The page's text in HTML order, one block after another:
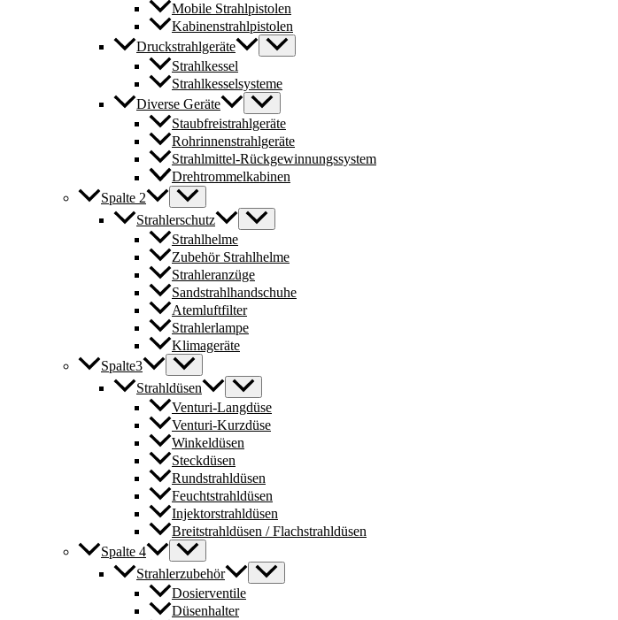
Mobile Strahlpistolen
Kabinenstrahlpistolen
Druckstrahlgeräte
Strahlkessel
Strahlkesselsysteme
Diverse Geräte
Staubfreistrahlgeräte
Rohrinnenstrahlgeräte
Strahlmittel-Rückgewinnungssystem
Drehtrommelkabinen
Spalte 2
Strahlerschutz
Strahlhelme
Zubehör Strahlhelme
Strahleranzüge
Sandstrahlhandschuhe
Atemluftfilter
Strahlerlampe
Klimageräte
Spalte3
Strahldüsen
Venturi-Langdüse
Venturi-Kurzdüse
Winkeldüsen
Steckdüsen
Rundstrahldüsen
Feuchtstrahldüsen
Injektorstrahldüsen
Breitstrahldüsen / Flachstrahldüsen
Spalte 4
Strahlerzubehör
Dosierventile
Düsenhalter